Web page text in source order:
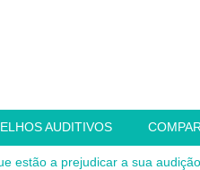
AUDITIVOS
estão a prejudicar a sua audição